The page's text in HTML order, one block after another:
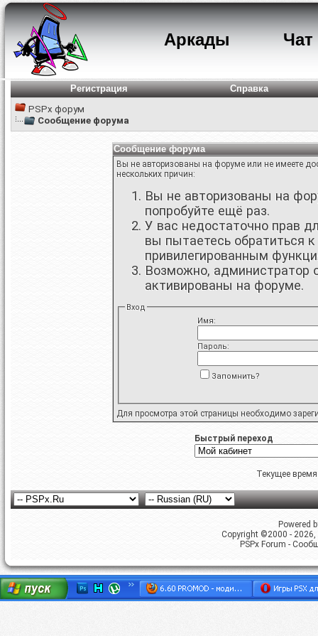
Аркады Чат
Регистрация
Справка
PSPx форум
Сообщение форума
Сообщение форума
Вы не авторизованы на форуме или не имеете
нескольких причин:
Вы не авторизованы на
попробуйте ещё раз.
У вас недостаточно прав
вы пытаетесь обратиться
привилегированным
Возможно, администратор
активированы на форуме.
Вход
Имя:
Пароль:
Запомнить?
Для просмотра этой страницы необходимо
Быстрый переход
Текущее
Powered
Copyright ©2000 -
PSPx Forum -